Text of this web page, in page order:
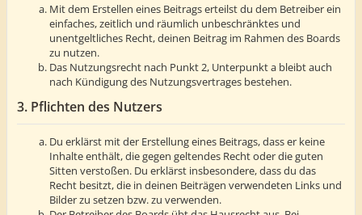
Mit dem Erstellen eines Beitrags erteilst du dem Betreiber ein
einfaches, zeitlich und räumlich unbeschränktes und
unentgeltliches Recht, deinen Beitrag im Rahmen des Boards
zu nutzen.
Das Nutzungsrecht nach Punkt 2, Unterpunkt a bleibt auch
nach Kündigung des Nutzungsvertrages bestehen.
3. Pflichten des Nutzers
Du erklärst mit der Erstellung eines Beitrags, dass er keine
Inhalte enthält, die gegen geltendes Recht oder die guten
Sitten verstoßen. Du erklärst insbesondere, dass du das
Recht besitzt, die in deinen Beiträgen verwendeten Links und
Bilder zu setzen bzw. zu verwenden.